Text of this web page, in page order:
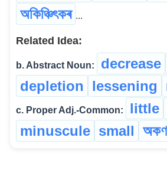
অকিঞ্চিৎকৰ ...
Related Idea:
b. Abstract Noun: decrease
depletion lessening
c. Proper Adj.-Common: little
minuscule small অকণ